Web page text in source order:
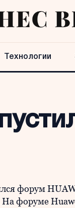
Технологии
форум
На форуме